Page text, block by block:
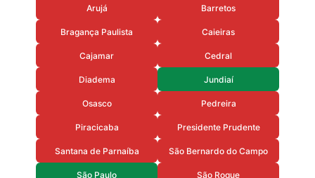
Arujá Barretos
Bragança Paulista Caieiras
Cajamar Cedral
Diadema Jundiaí
Osasco Pedreira
Piracicaba Presidente Prudente
Santana de Parnaíba São Bernardo do Campo
São Paulo São Roque